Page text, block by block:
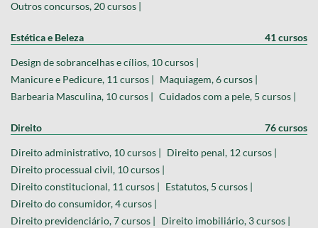
Outros concursos, 20 cursos |
Estética e Beleza 41 cursos
Design de sobrancelhas e cílios, 10 cursos |
Manicure e Pedicure, 11 cursos | Maquiagem, 6 cursos |
Barbearia Masculina, 10 cursos | Cuidados com a pele, 5 cursos |
Direito 76 cursos
Direito administrativo, 10 cursos | Direito penal, 12 cursos |
Direito processual civil, 10 cursos |
Direito constitucional, 11 cursos | Estatutos, 5 cursos |
Direito do consumidor, 4 cursos |
Direito previdenciário, 7 cursos | Direito imobiliário, 3 cursos |